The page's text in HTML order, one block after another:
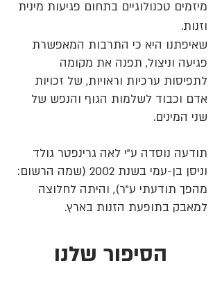
מיזמים טכנולוגיים בתחום פגיעות מינית
וזנות.
שאיפתנו היא כי התרבות המאפשרת
פגיעה וניצול, תפנה את מקומה
לתפיסות ערכיות וראויות, של זכויות
אדם וכבוד לשלמות הגוף והנפש של
שני המינים.
תודעה נוסדה ע"י לאה גרינפטר גולד
וניסן בן-עמי בשנת 2002 (שמה הרשום:
מהפך תודעתי ע"ר), והיתה לחלוצה
למאבק בתופעת הזנות בארץ.
הסיפור שלנו